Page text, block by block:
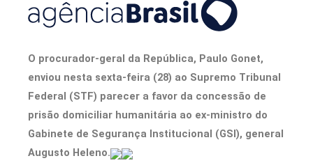
O procurador-geral da República, Paulo Gonet,
enviou nesta sexta-feira (28) ao Supremo Tribunal
Federal (STF) parecer a favor da concessão de
prisão domiciliar humanitária ao ex-ministro do
Gabinete de Segurança Institucional (GSI), general
Augusto Heleno.